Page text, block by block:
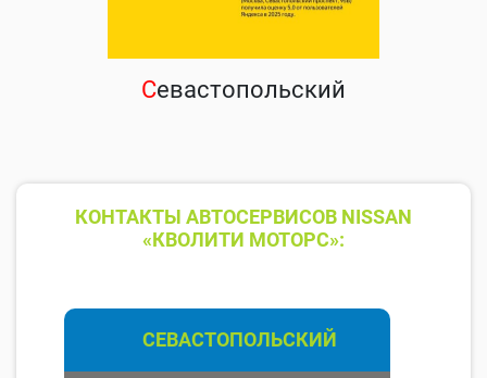
Севастопольский
КОНТАКТЫ АВТОСЕРВИСОВ NISSAN
«КВОЛИТИ МОТОРС»:
СЕВАСТОПОЛЬСКИЙ